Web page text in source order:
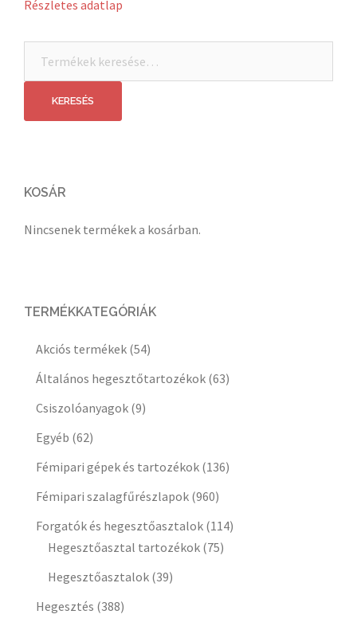
Részletes adatlap
következőre:
KERESÉS
KOSÁR
Nincsenek termékek a kosárban.
TERMÉKKATEGÓRIÁK
Akciós termékek (54)
Általános hegesztőtartozékok (63)
Csiszolóanyagok (9)
Egyéb (62)
Fémipari gépek és tartozékok (136)
Fémipari szalagfűrészlapok (960)
Forgatók és hegesztőasztalok (114)
Hegesztőasztal tartozékok (75)
Hegesztőasztalok (39)
Hegesztés (388)